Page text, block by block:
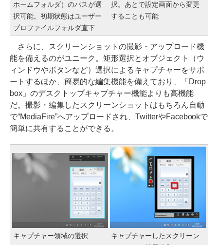
ホームフォルダ）のパスが選
択可能。初期状態はユーザー
プロファイルフォルダ直下
択。あとで設定画面から変更
することも可能
さらに、スクリーンショットの撮影・アップロード機
能を備えるのがユニーク。矩形選択とオブジェクト（ウ
ィンドウやボタンなど）選択によるキャプチャーをサポ
ートするほか、簡易的な編集機能を備えており、「Drop
box」のデスクトップキャプチャー機能よりも高機能
だ。撮影・編集したスクリーンショットはもちろん自動
で“MediaFire”へアップロードされ、TwitterやFacebookで
簡単に共有することができる。
キャプチャー領域の選択
キャプチャーしたスクリーン